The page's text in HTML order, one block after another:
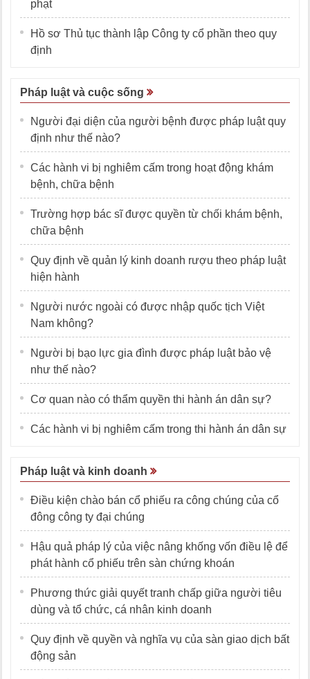
phạt
Hồ sơ Thủ tục thành lập Công ty cổ phần theo quy
định
Pháp luật và cuộc sống
Người đại diện của người bệnh được pháp luật quy
định như thế nào?
Các hành vi bị nghiêm cấm trong hoạt động khám
bệnh, chữa bệnh
Trường hợp bác sĩ được quyền từ chối khám bệnh,
chữa bệnh
Quy định về quản lý kinh doanh rượu theo pháp luật
hiện hành
Người nước ngoài có được nhập quốc tịch Việt
Nam không?
Người bị bạo lực gia đình được pháp luật bảo vệ
như thế nào?
Cơ quan nào có thẩm quyền thi hành án dân sự?
Các hành vi bị nghiêm cấm trong thi hành án dân sự
Pháp luật và kinh doanh
Điều kiện chào bán cổ phiếu ra công chúng của cổ
đông công ty đại chúng
Hậu quả pháp lý của việc nâng khống vốn điều lệ để
phát hành cổ phiếu trên sàn chứng khoán
Phương thức giải quyết tranh chấp giữa người tiêu
dùng và tổ chức, cá nhân kinh doanh
Quy định về quyền và nghĩa vụ của sàn giao dịch bất
động sản